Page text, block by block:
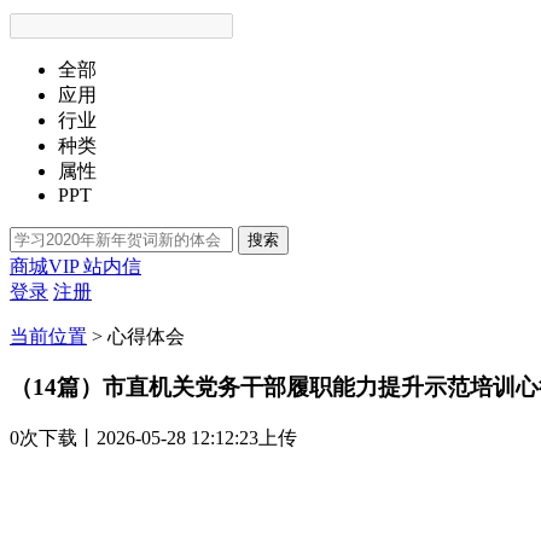
全部
应用
行业
种类
属性
PPT
搜索
商城VIP站内信
登录 注册
当前位置 > 心得体会
（14篇）市直机关党务干部履职能力提升示范培训
0次下载 丨2026-05-28 12:12:23上传